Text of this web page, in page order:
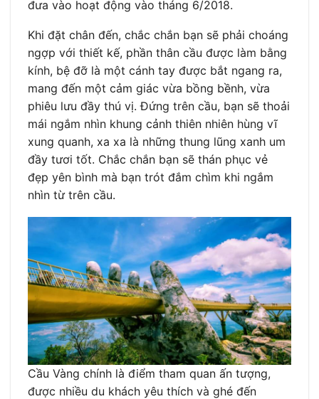
đưa vào hoạt động vào tháng 6/2018.
Khi đặt chân đến, chắc chắn bạn sẽ phải choáng
ngợp với thiết kế, phần thân cầu được làm bằng
kính, bệ đỡ là một cánh tay được bắt ngang ra,
mang đến một cảm giác vừa bồng bềnh, vừa
phiêu lưu đầy thú vị. Đứng trên cầu, bạn sẽ thoải
mái ngắm nhìn khung cảnh thiên nhiên hùng vĩ
xung quanh, xa xa là những thung lũng xanh um
đầy tươi tốt. Chắc chắn bạn sẽ thán phục vẻ
đẹp yên bình mà bạn trót đắm chìm khi ngắm
nhìn từ trên cầu.
Cầu Vàng chính là điểm tham quan ấn tượng,
được nhiều du khách yêu thích và ghé đến